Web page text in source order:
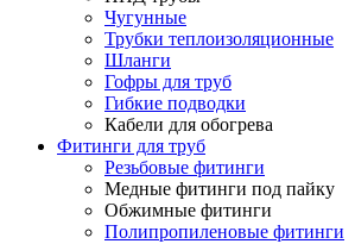
Чугунные
Трубки теплоизоляционные
Шланги
Гофры для труб
Гибкие подводки
Кабели для обогрева
Фитинги для труб
Резьбовые фитинги
Медные фитинги под пайку
Обжимные фитинги
Полипропиленовые фитинги